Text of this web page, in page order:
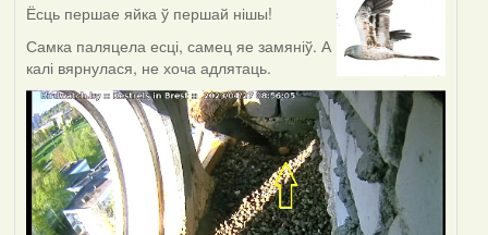
Ёсць першае яйка ў першай нішы!
Самка паляцела есці, самец яе замяніў. А
калі вярнулася, не хоча адлятаць.